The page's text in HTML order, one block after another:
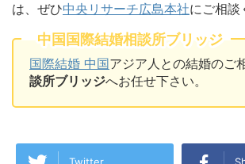
は、ぜひ中央リサーチ広島本社にご相談
中国国際結婚相談所ブリッジ
国際結婚 中国アジア人との結婚のご
談所ブリッジへお任せ下さい。